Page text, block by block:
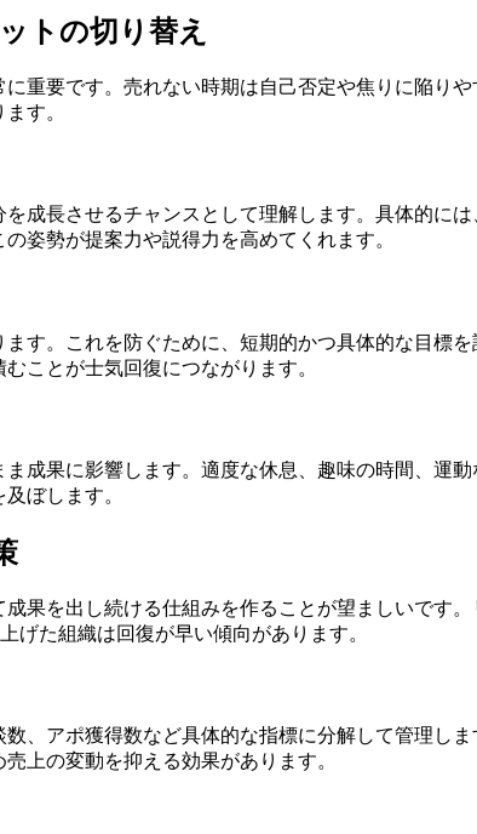
トの切り替え
重要です。売れない時期は自己否定や焦りに陥り
す。
成長させるチャンスとして理解します。具体的に
姿勢が提案力や説得力を高めてくれます。
す。これを防ぐために、短期的かつ具体的な目標
ことが士気回復につながります。
成果に影響します。適度な休息、趣味の時間、運
ぼします。
果を出し続ける仕組みを作ることが望ましいです
げた組織は回復が早い傾向があります。
、アポ獲得数など具体的な指標に分解して管理し
上の変動を抑える効果があります。